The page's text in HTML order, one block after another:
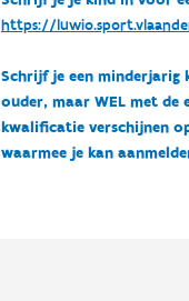
https://
Schrijf je een minderjarig
ouder, maar WEL met de
kwalificatie verschijnen
waarmee je kan